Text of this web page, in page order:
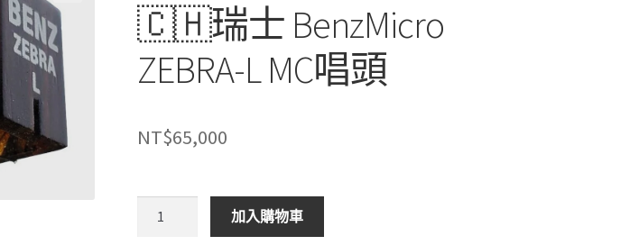
🔍
🇨🇭瑞士 BenzMicro
ZEBRA-L MC唱頭
NT$65,000
加入購物車